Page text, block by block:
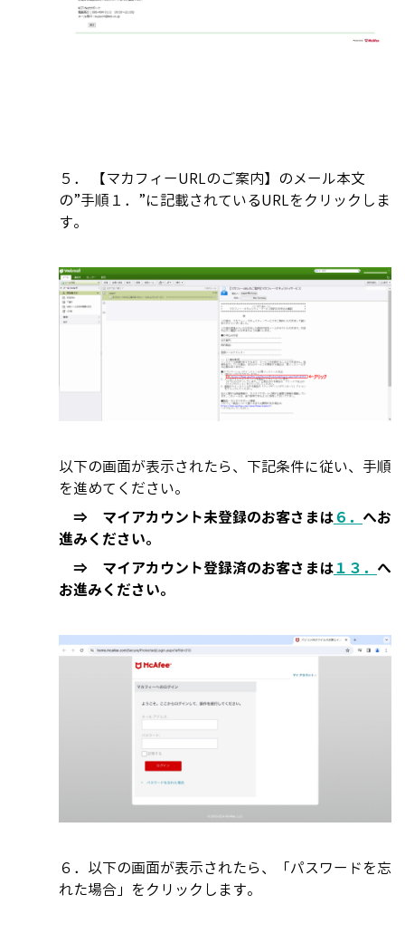
５． 【マカフィーURLのご案内】のメール本文
の”手順１．”に記載されているURLをクリックしま
す。
以下の画面が表示されたら、下記条件に従い、手順
を進めてください。
⇒ マイアカウント未登録のお客さまは６． へお
進みください。
⇒ マイアカウント登録済のお客さまは１３． へ
お進みください。
６． 以下の画面が表示されたら、「パスワードを忘
れた場合」をクリックします。